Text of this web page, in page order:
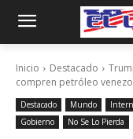
Inicio Destacado
compren petróleo
Destacado Mundo
Gobierno
No Se Lo Pierda